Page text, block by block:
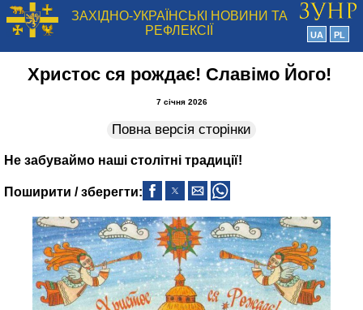
ЗАХІДНО-УКРАЇНСЬКІ НОВИНИ ТА
РЕФЛЕКСІЇ
UA PL
Христос ся рождає! Славімо Його!
7 січня 2026
Повна версія сторінки
Не забуваймо наші столітні традиції!
Поширити / зберегти: